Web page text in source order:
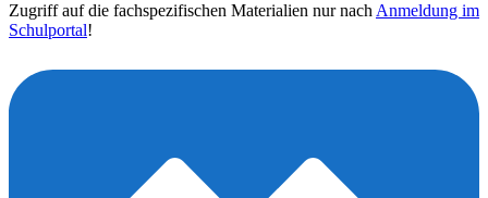
Zugriff auf die fachspezifischen Materialien nur nach Anmeldung im
Schulportal!